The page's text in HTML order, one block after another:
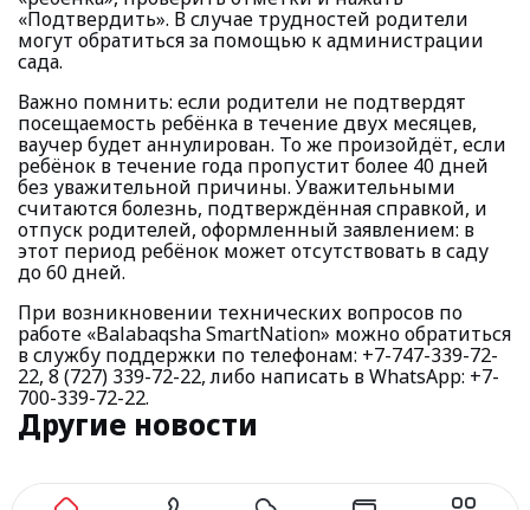
«Подтвердить». В случае трудностей родители
могут обратиться за помощью к администрации
сада.
Важно помнить: если родители не подтвердят
посещаемость ребёнка в течение двух месяцев,
ваучер будет аннулирован. То же произойдёт, если
ребёнок в течение года пропустит более 40 дней
без уважительной причины. Уважительными
считаются болезнь, подтверждённая справкой, и
отпуск родителей, оформленный заявлением: в
этот период ребёнок может отсутствовать в саду
до 60 дней.
При возникновении технических вопросов по
работе «Balabaqsha SmartNation» можно обратиться
в службу поддержки по телефонам: +7-747-339-72-
22, 8 (727) 339-72-22, либо написать в WhatsApp: +7-
700-339-72-22.
Другие новости